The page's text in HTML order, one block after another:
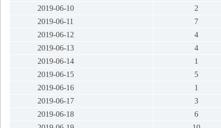
2019-06-10
2
2019-06-11
7
2019-06-12
4
2019-06-13
4
2019-06-14
1
2019-06-15
5
2019-06-16
1
2019-06-17
3
2019-06-18
6